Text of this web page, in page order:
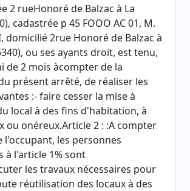
2 rueHonoré de Balzac à La
cadastrée p 45 FOOO AC 01, M.
domicilié 2rue Honoré de Balzac à
ou ses ayants droit, est tenu,
de 2 mois àcompter de la
présent arrêté, de réaliser les
:- faire cesser la mise à
local à des fins d'habitation, à
ou onéreux.Article 2 : :A compter
l'occupant, les personnes
à l'article 1% sont
les travaux nécessaires pour
réutilisation des locaux à des